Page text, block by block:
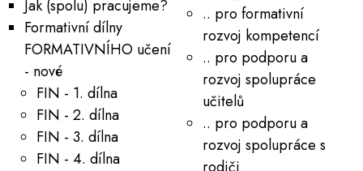
Jak (spolu) pracujeme?
Formativní dílny
FORMATIVNÍHO učení
- nové
FIN - 1. dílna
FIN - 2. dílna
FIN - 3. dílna
FIN - 4. dílna
.. pro formativní
rozvoj kompetencí
.. pro podporu a
rozvoj spolupráce
učitelů
.. pro podporu a
rozvoj spolupráce s